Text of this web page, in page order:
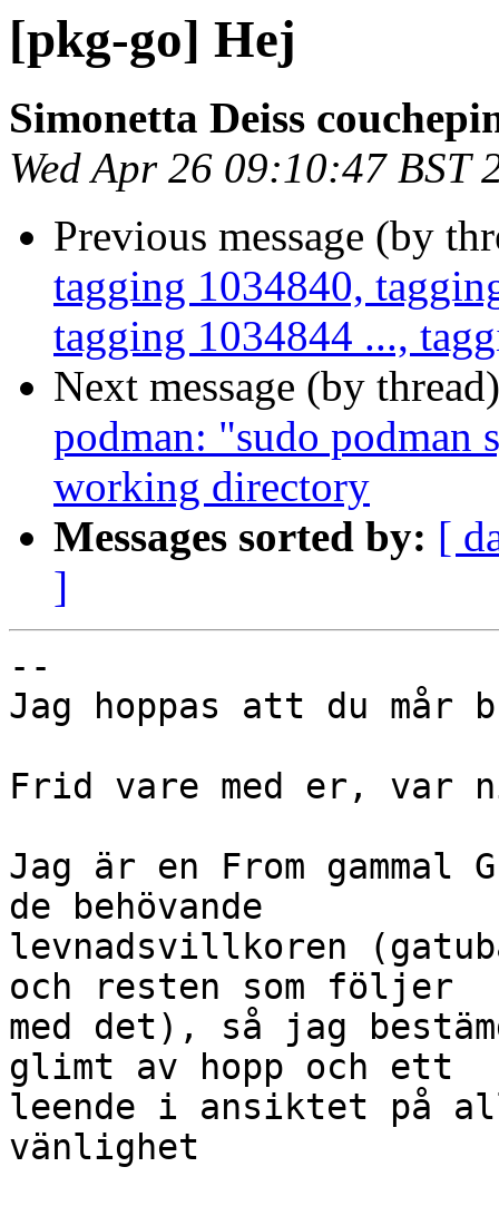
[pkg-go] Hej
Simonetta Deiss
Wed Apr 26 09:10:47 BST
Previous message (by
tagging 1034840,
tagging 1034844 ...,
Next message (by
podman: "sudo podman
working directory
Messages sorted by: [
]
--
Jag hoppas att du mår
Frid vare med er, var
Jag är en From gammal
de behövande
levnadsvillkoren
och resten som följer
med det), så jag
glimt av hopp och ett
leende i ansiktet på
vänlighet